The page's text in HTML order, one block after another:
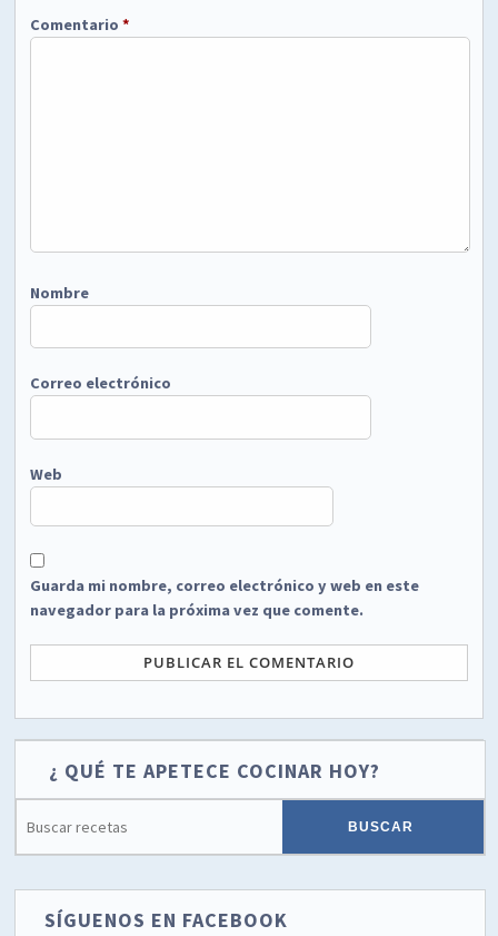
Comentario*
Nombre
Correo electrónico
Web
Guarda mi nombre, correo electrónico y web en este
navegador para la próxima vez que comente.
¿ QUÉ TE APETECE COCINAR HOY?
SÍGUENOS EN FACEBOOK